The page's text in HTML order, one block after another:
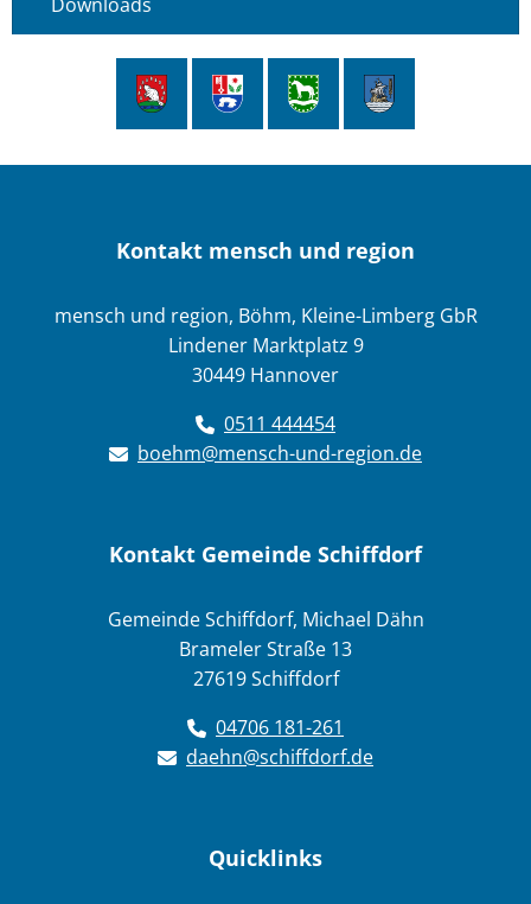
Kontakt mensch und region
mensch und region, Böhm, Kleine-Limberg GbR
Lindener Marktplatz 9
30449 Hannover
0511 444454
boehm@mensch-und-region.de
Kontakt Gemeinde Schiffdorf
Gemeinde Schiffdorf, Michael Dähn
Brameler Straße 13
27619 Schiffdorf
04706 181-261
daehn@schiffdorf.de
Quicklinks